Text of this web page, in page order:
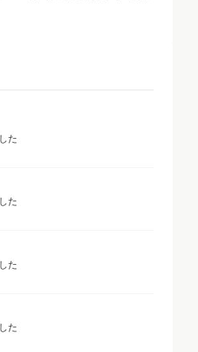
た
た
た
た